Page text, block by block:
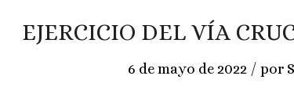
EJERCICIO DEL VÍA
6 de mayo de 2022 / por